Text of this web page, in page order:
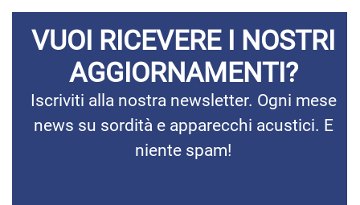
VUOI RICEVERE I NOSTRI
AGGIORNAMENTI?
Iscriviti alla nostra newsletter. Ogni mese
news su sordità e apparecchi acustici. E
niente spam!